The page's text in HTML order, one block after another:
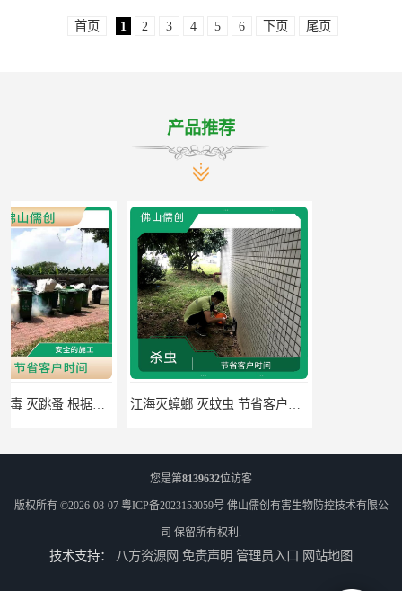
首页 1 2 3 4 5 6 下页 尾页
产品推荐
江海灭蟑螂 灭蚊虫 节省客户时间
您是第8139632位访客
版权所有 ©2026-08-07 粤ICP备2023153059号 佛山儒创有害生物防控技术有限公
司 保留所有权利.
技术支持： 八方资源网 免责声明 管理员入口 网站地图